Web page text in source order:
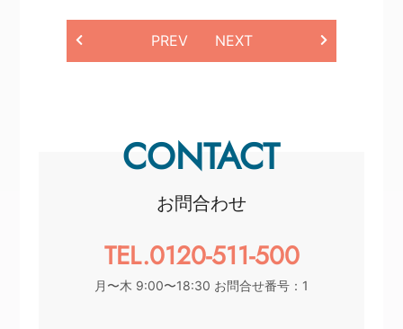
PREV NEXT
CONTACT
お問合わせ
TEL.0120-511-500
月〜木 9:00〜18:30 お問合せ番号：1